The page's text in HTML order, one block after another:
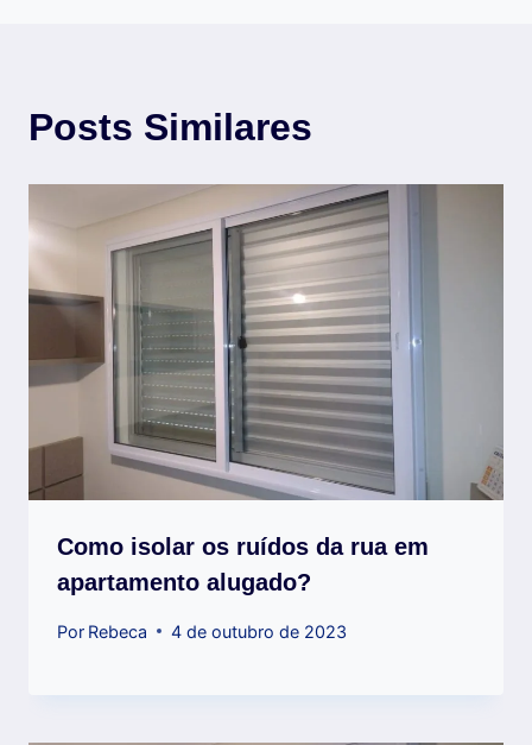
Posts Similares
Como isolar os ruídos da rua em
apartamento alugado?
Por Rebeca 4 de outubro de 2023